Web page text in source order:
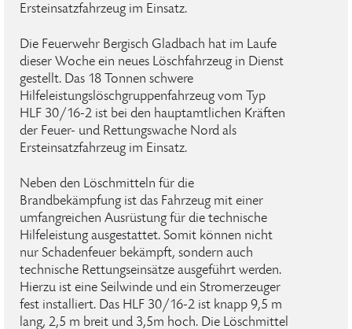
Ersteinsatzfahrzeug im Einsatz.
Die Feuerwehr Bergisch Gladbach hat im Laufe
dieser Woche ein neues Löschfahrzeug in Dienst
gestellt. Das 18 Tonnen schwere
Hilfeleistungslöschgruppenfahrzeug vom Typ
HLF 30/16-2 ist bei den hauptamtlichen Kräften
der Feuer- und Rettungswache Nord als
Ersteinsatzfahrzeug im Einsatz.
Neben den Löschmitteln für die
Brandbekämpfung ist das Fahrzeug mit einer
umfangreichen Ausrüstung für die technische
Hilfeleistung ausgestattet. Somit können nicht
nur Schadenfeuer bekämpft, sondern auch
technische Rettungseinsätze ausgeführt werden.
Hierzu ist eine Seilwinde und ein Stromerzeuger
fest installiert. Das HLF 30/16-2 ist knapp 9,5 m
lang, 2,5 m breit und 3,5m hoch. Die Löschmittel